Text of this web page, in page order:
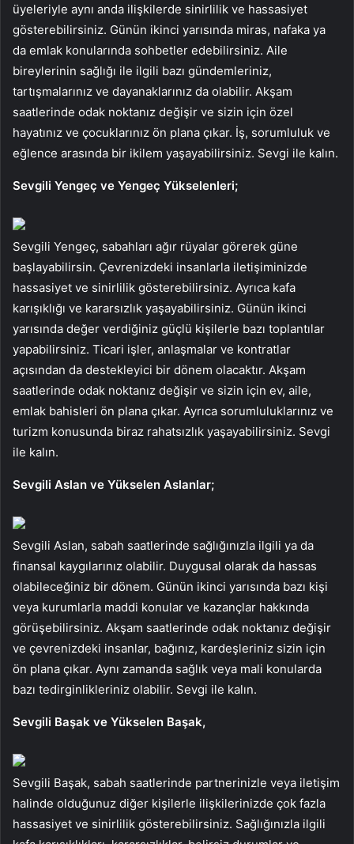
üyeleriyle aynı anda ilişkilerde sinirlilik ve hassasiyet
gösterebilirsiniz. Günün ikinci yarısında miras, nafaka ya
da emlak konularında sohbetler edebilirsiniz. Aile
bireylerinin sağlığı ile ilgili bazı gündemleriniz,
tartışmalarınız ve dayanaklarınız da olabilir. Akşam
saatlerinde odak noktanız değişir ve sizin için özel
hayatınız ve çocuklarınız ön plana çıkar. İş, sorumluluk ve
eğlence arasında bir ikilem yaşayabilirsiniz. Sevgi ile kalın.
Sevgili Yengeç ve Yengeç Yükselenleri;
Sevgili Yengeç, sabahları ağır rüyalar görerek güne
başlayabilirsin. Çevrenizdeki insanlarla iletişiminizde
hassasiyet ve sinirlilik gösterebilirsiniz. Ayrıca kafa
karışıklığı ve kararsızlık yaşayabilirsiniz. Günün ikinci
yarısında değer verdiğiniz güçlü kişilerle bazı toplantılar
yapabilirsiniz. Ticari işler, anlaşmalar ve kontratlar
açısından da destekleyici bir dönem olacaktır. Akşam
saatlerinde odak noktanız değişir ve sizin için ev, aile,
emlak bahisleri ön plana çıkar. Ayrıca sorumluluklarınız ve
turizm konusunda biraz rahatsızlık yaşayabilirsiniz. Sevgi
ile kalın.
Sevgili Aslan ve Yükselen Aslanlar;
Sevgili Aslan, sabah saatlerinde sağlığınızla ilgili ya da
finansal kaygılarınız olabilir. Duygusal olarak da hassas
olabileceğiniz bir dönem. Günün ikinci yarısında bazı kişi
veya kurumlarla maddi konular ve kazançlar hakkında
görüşebilirsiniz. Akşam saatlerinde odak noktanız değişir
ve çevrenizdeki insanlar, bağınız, kardeşleriniz sizin için
ön plana çıkar. Aynı zamanda sağlık veya mali konularda
bazı tedirginlikleriniz olabilir. Sevgi ile kalın.
Sevgili Başak ve Yükselen Başak,
Sevgili Başak, sabah saatlerinde partnerinizle veya iletişim
halinde olduğunuz diğer kişilerle ilişkilerinizde çok fazla
hassasiyet ve sinirlilik gösterebilirsiniz. Sağlığınızla ilgili